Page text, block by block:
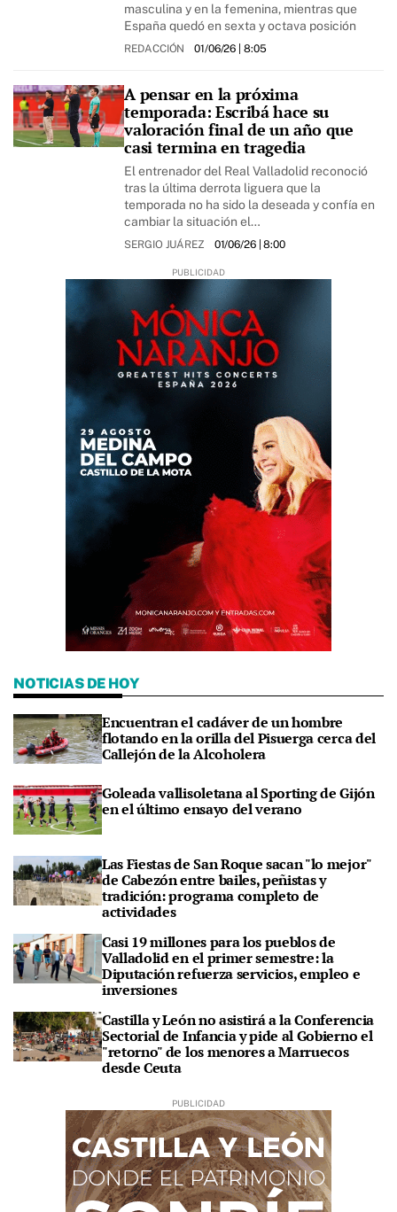
masculina y en la femenina, mientras que
España quedó en sexta y octava posición
REDACCIÓN 01/06/26 | 8:05
A pensar en la próxima
temporada: Escribá hace su
valoración final de un año que
casi termina en tragedia
El entrenador del Real Valladolid reconoció
tras la última derrota liguera que la
temporada no ha sido la deseada y confía en
cambiar la situación el…
SERGIO JUÁREZ 01/06/26| 8:00
NOTICIAS DE HOY
Encuentran el cadáver de un hombre
flotando en la orilla del Pisuerga cerca del
Callejón de la Alcoholera
Goleada vallisoletana al Sporting de Gijón
en el último ensayo del verano
Las Fiestas de San Roque sacan "lo mejor"
de Cabezón entre bailes, peñistas y
tradición: programa completo de
actividades
Casi 19 millones para los pueblos de
Valladolid en el primer semestre: la
Diputación refuerza servicios, empleo e
inversiones
Castilla y León no asistirá a la Conferencia
Sectorial de Infancia y pide al Gobierno el
"retorno" de los menores a Marruecos
desde Ceuta